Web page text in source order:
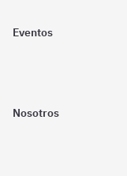
Eventos
Nosotros